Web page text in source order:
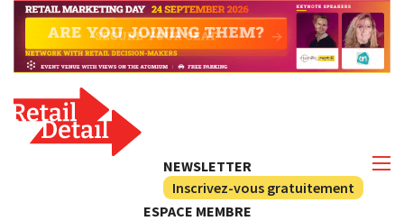
NEWSLETTER
Inscrivez-vous gratuitement
ESPACE MEMBRE